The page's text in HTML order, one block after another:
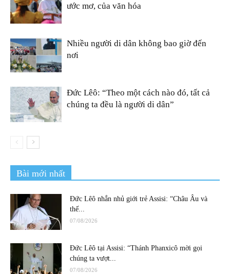
ước mơ, của văn hóa
Nhiều người di dân không bao giờ đến
nơi
Đức Lêô: “Theo một cách nào đó, tất cả
chúng ta đều là người di dân”
Bài mới nhất
Đức Lêô nhắn nhủ giới trẻ Assisi: “Châu Âu và
thế...
07/08/2026
Đức Lêô tại Assisi: “Thánh Phanxicô mời gọi
chúng ta vượt...
07/08/2026